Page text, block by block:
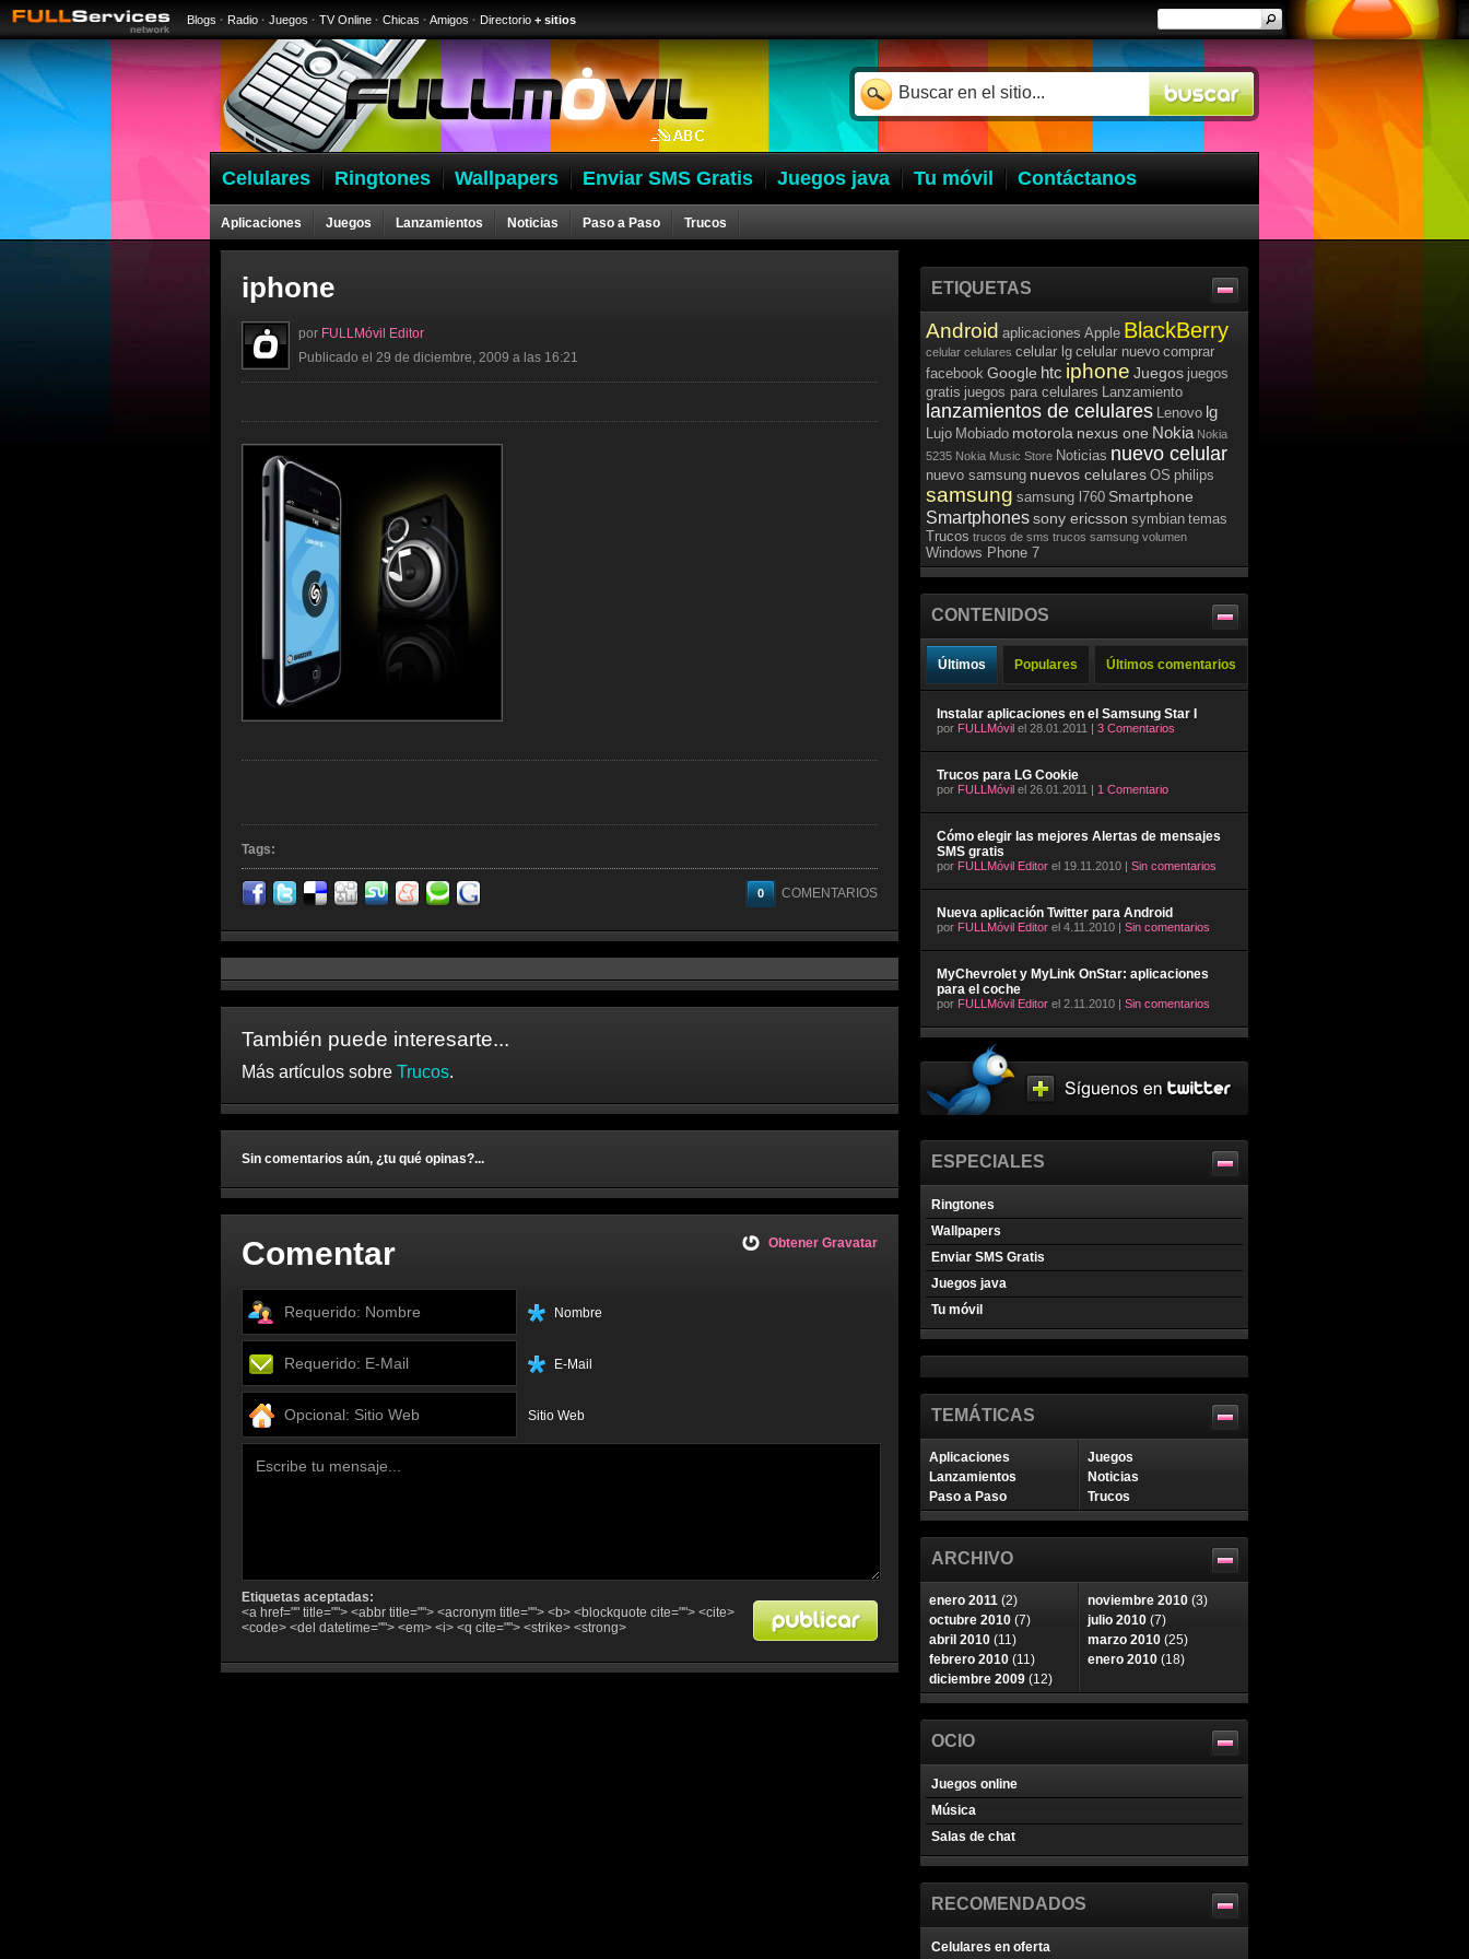
Blogs · Radio · Juegos · TV Online · Chicas · Amigos · Directorio + sitios
Celulares Ringtones Wallpapers Enviar SMS Gratis Juegos java Tu móvil Contáctanos
Aplicaciones Juegos Lanzamientos Noticias Paso a Paso Trucos
iphone
por FULLMóvil Editor
Publicado el 29 de diciembre, 2009 a las 16:21
Tags:
0 COMENTARIOS
También puede interesarte...
Más artículos sobre Trucos.
Sin comentarios aún, ¿tu qué opinas?...
Comentar Obtener Gravatar
Nombre
E-Mail
Sitio Web
Etiquetas aceptadas:
<a href="" title=""> <abbr title=""> <acronym title=""> <b> <blockquote cite=""> <cite>
<code> <del datetime=""> <em> <i> <q cite=""> <strike> <strong>
ETIQUETAS
Android aplicaciones Apple BlackBerry
celular celulares celular lg celular nuevo comprar
facebook Google htc iphone Juegos juegos
gratis juegos para celulares Lanzamiento
lanzamientos de celulares Lenovo lg
Lujo Mobiado motorola nexus one Nokia Nokia
5235 Nokia Music Store Noticias nuevo celular
nuevo samsung nuevos celulares OS philips
samsung samsung l760 Smartphone
Smartphonessony ericsson symbian temas
Trucos trucos de sms trucos samsung volumen
Windows Phone 7
CONTENIDOS
Últimos Populares Últimos comentarios
Instalar aplicaciones en el Samsung Star I
por FULLMóvil el 28.01.2011 | 3 Comentarios
Trucos para LG Cookie
por FULLMóvil el 26.01.2011 | 1 Comentario
Cómo elegir las mejores Alertas de mensajes
SMS gratis
por FULLMóvil Editor el 19.11.2010 | Sin comentarios
Nueva aplicación Twitter para Android
por FULLMóvil Editor el 4.11.2010 | Sin comentarios
MyChevrolet y MyLink OnStar: aplicaciones
para el coche
por FULLMóvil Editor el 2.11.2010 | Sin comentarios
ESPECIALES
Ringtones
Wallpapers
Enviar SMS Gratis
Juegos java
Tu móvil
TEMÁTICAS
Aplicaciones
Juegos
Lanzamientos
Noticias
Paso a Paso
Trucos
ARCHIVO
enero 2011 (2) noviembre 2010 (3)
octubre 2010 (7) julio 2010 (7)
abril 2010 (11) marzo 2010 (25)
febrero 2010 (11) enero 2010 (18)
diciembre 2009 (12)
OCIO
Juegos online
Música
Salas de chat
RECOMENDADOS
Celulares en oferta